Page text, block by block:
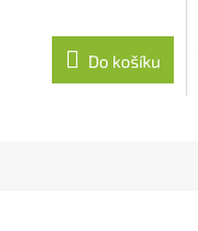
Do košíku